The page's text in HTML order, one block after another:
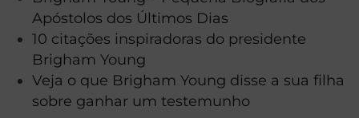
Apóstolos dos Últimos Dias
10 citações inspiradoras do presidente
Brigham Young
Veja o que Brigham Young disse a sua filha
sobre ganhar um testemunho